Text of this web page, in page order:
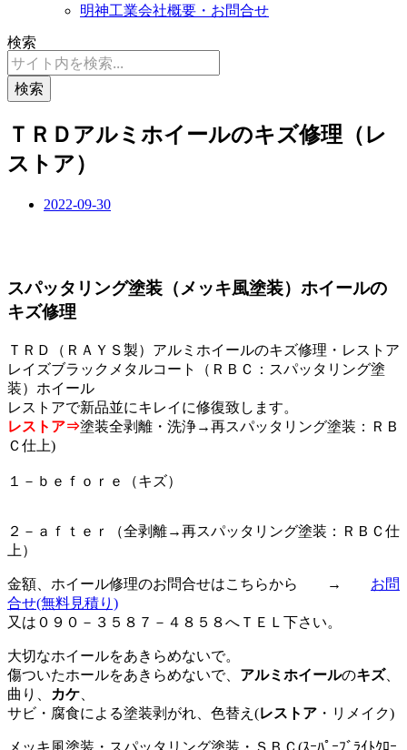
明神工業会社概要・お問合せ
検索
検索
ＴＲＤアルミホイールのキズ修理（レ
ストア）
2022-09-30
スパッタリング塗装（メッキ風塗装）ホイールの
キズ修理
ＴＲＤ（ＲＡＹＳ製）アルミホイールのキズ修理・レストア
レイズブラックメタルコート（ＲＢＣ：スパッタリング塗
装）ホイール
レストアで新品並にキレイに修復致します。
レストア⇒塗装全剥離・洗浄→再スパッタリング塗装：ＲＢ
Ｃ仕上)
１－ｂｅｆｏｒｅ（キズ）
２－ａｆｔｅｒ（全剥離→再スパッタリング塗装：ＲＢＣ仕
上）
金額、ホイール修理のお問合せはこちらから → お問
合せ(無料見積り)
又は０９０－３５８７－４８５８へＴＥＬ下さい。
大切なホイールをあきらめないで。
傷ついたホールをあきらめないで、 アルミホイールのキズ、
曲り、
カケ
サビ・腐食による塗装剥がれ、色替え(レストア ・リメイク)
メッキ風塗装・スパッタリング塗装・ＳＢＣ(ｽｰﾊﾟｰﾌﾞﾗｲﾄｸﾛｰ